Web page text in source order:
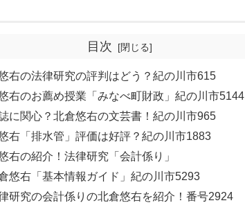
目次
右の法律研究の評判はどう？紀の川市615
右のお薦め授業「みなべ町財政」紀の川市5144
に関心？北倉悠右の文芸書！紀の川市965
右「排水管」評価は好評？紀の川市1883
右の紹介！法律研究「会計係り」
悠右「基本情報ガイド」紀の川市5293
研究の会計係りの北倉悠右を紹介！番号2924